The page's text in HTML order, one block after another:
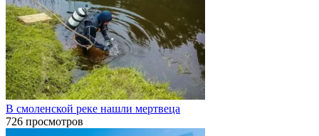
В смоленской реке нашли мертвеца
726 просмотров